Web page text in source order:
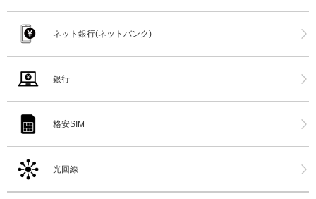
ネット銀行(ネットバンク)
銀行
格安SIM
光回線